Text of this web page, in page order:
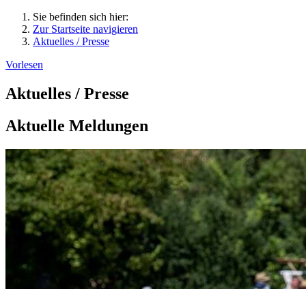
Sie befinden sich hier:
Zur Startseite navigieren
Aktuelles / Presse
Vorlesen
Aktuelles / Presse
Aktuelle Meldungen